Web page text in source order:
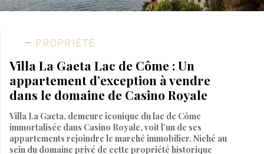
PROPRIÉTÉ
Villa La Gaeta Lac de Côme : Un
appartement d’exception à vendre
dans le domaine de Casino Royale
Villa La Gaeta, demeure iconique du lac de Côme
immortalisée dans Casino Royale, voit l’un de ses
appartements rejoindre le marché immobilier. Niché au
sein du domaine privé de cette propriété historique